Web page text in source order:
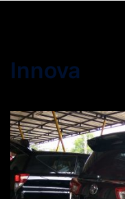
Innova